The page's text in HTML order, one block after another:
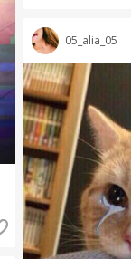
05_alia_05